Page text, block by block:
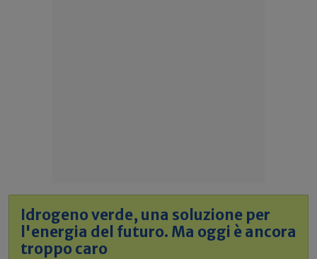
Idrogeno verde, una soluzione per
l'energia del futuro. Ma oggi è ancora
troppo caro